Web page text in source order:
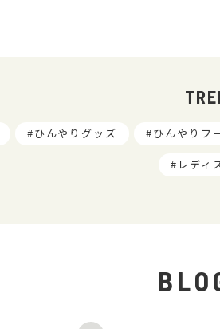
ひんやりグッズ ひんやりフ
レディ